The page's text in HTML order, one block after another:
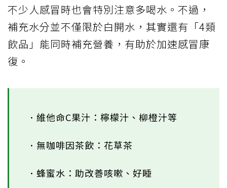
不少人感冒時也會特別注意多喝水。不過，
補充水分並不僅限於白開水，其實還有「4類
飲品」能同時補充營養，有助於加速感冒康
復。
．維他命C果汁：檸檬汁、柳橙汁等
．無咖啡因茶飲：花草茶
．蜂蜜水：助改善咳嗽、好睡